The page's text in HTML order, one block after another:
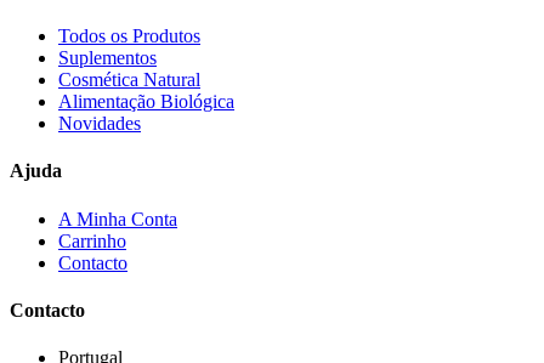
Todos os Produtos
Suplementos
Cosmética Natural
Alimentação Biológica
Novidades
Ajuda
A Minha Conta
Carrinho
Contacto
Contacto
Portugal